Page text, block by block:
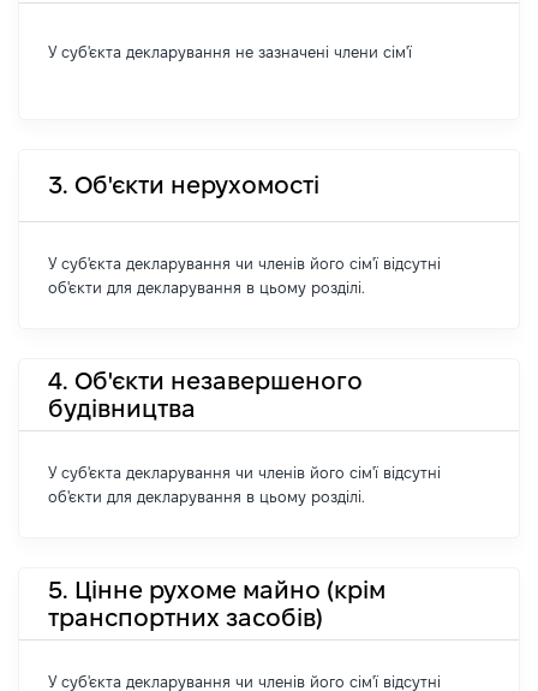
У суб'єкта декларування не зазначені члени сім'ї
3. Об'єкти нерухомості
У суб'єкта декларування чи членів його сім'ї відсутні
об'єкти для декларування в цьому розділі.
4. Об'єкти незавершеного
будівництва
У суб'єкта декларування чи членів його сім'ї відсутні
об'єкти для декларування в цьому розділі.
5. Цінне рухоме майно (крім
транспортних засобів)
У суб'єкта декларування чи членів його сім'ї відсутні